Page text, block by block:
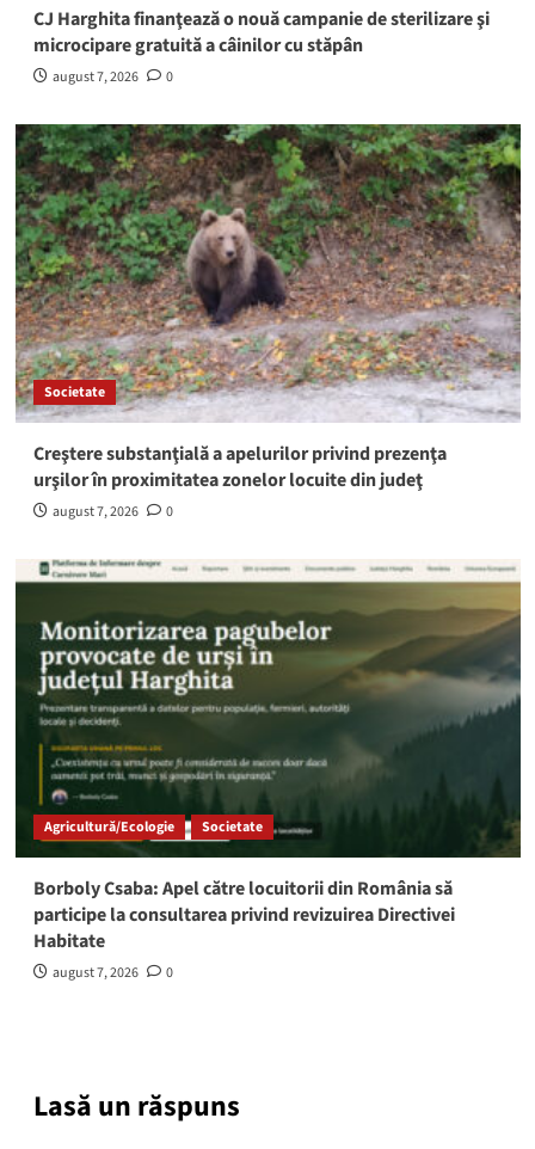
CJ Harghita finanţează o nouă campanie de sterilizare şi
microcipare gratuită a câinilor cu stăpân
august 7, 2026 0
Societate
Creştere substanţială a apelurilor privind prezenţa
urşilor în proximitatea zonelor locuite din judeţ
august 7, 2026 0
Agricultură/Ecologie Societate
Borboly Csaba: Apel către locuitorii din România să
participe la consultarea privind revizuirea Directivei
Habitate
august 7, 2026 0
Lasă un răspuns